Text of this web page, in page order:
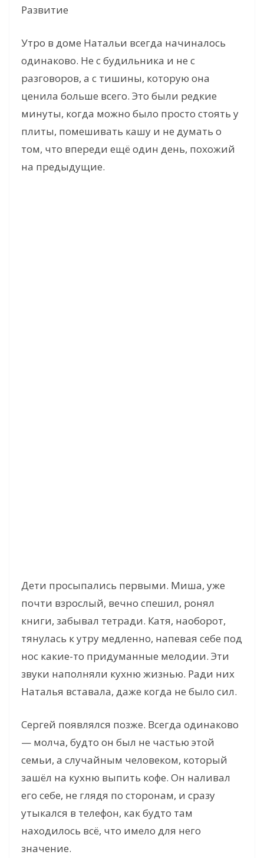
Развитие
Утро в доме Натальи всегда начиналось
одинаково. Не с будильника и не с
разговоров, а с тишины, которую она
ценила больше всего. Это были редкие
минуты, когда можно было просто стоять у
плиты, помешивать кашу и не думать о
том, что впереди ещё один день, похожий
на предыдущие.
Дети просыпались первыми. Миша, уже
почти взрослый, вечно спешил, ронял
книги, забывал тетради. Катя, наоборот,
тянулась к утру медленно, напевая себе под
нос какие-то придуманные мелодии. Эти
звуки наполняли кухню жизнью. Ради них
Наталья вставала, даже когда не было сил.
Сергей появлялся позже. Всегда одинаково
— молча, будто он был не частью этой
семьи, а случайным человеком, который
зашёл на кухню выпить кофе. Он наливал
его себе, не глядя по сторонам, и сразу
утыкался в телефон, как будто там
находилось всё, что имело для него
значение.